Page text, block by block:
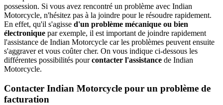
possession. Si vous avez rencontré un problème avec Indian
Motorcycle, n'hésitez pas à la joindre pour le résoudre rapidement.
En effet, qu'il s'agisse d'un problème mécanique ou bien
électronique par exemple, il est important de joindre rapidement
l'assistance de Indian Motorcycle car les problèmes peuvent ensuite
s'aggraver et vous coûter cher. On vous indique ci-dessous les
différentes possibilités pourcontacter l'assistance de Indian
Motorcycle.
Contacter Indian Motorcycle pour un problème de
facturation